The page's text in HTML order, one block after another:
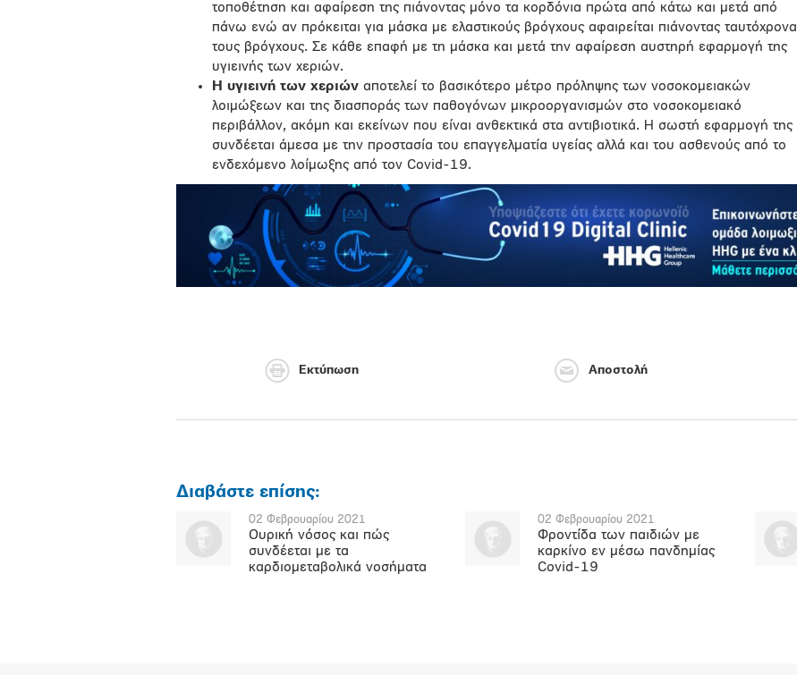
τοποθέτηση και αφαίρεση της πιάνοντας μόνο τα κορδόνια πρώτα από κάτω και μετά από
πάνω ενώ αν πρόκειται για μάσκα με ελαστικούς βρόγχους αφαιρείται πιάνοντας ταυτόχρονα
τους βρόγχους. Σε κάθε επαφή με τη μάσκα και μετά την αφαίρεση αυστηρή εφαρμογή της
υγιεινής των χεριών.
Η υγιεινή των χεριών αποτελεί το βασικότερο μέτρο πρόληψης των νοσοκομειακών
λοιμώξεων και της διασποράς των παθογόνων μικροοργανισμών στο νοσοκομειακό
περιβάλλον, ακόμη και εκείνων που είναι ανθεκτικά στα αντιβιοτικά. Η σωστή εφαρμογή της
συνδέεται άμεσα με την προστασία του επαγγελματία υγείας αλλά και του ασθενούς από το
ενδεχόμενο λοίμωξης από τον Covid-19.
Εκτύπωση Αποστολή
Διαβάστε επίσης:
02 Φεβρουαρίου 2021
Ουρική νόσος και πώς
συνδέεται με τα
καρδιομεταβολικά νοσήματα
02 Φεβρουαρίου 2021
Φροντίδα των παιδιών με
καρκίνο εν μέσω πανδημίας
Covid-19